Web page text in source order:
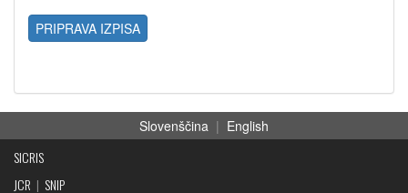
PRIPRAVA IZPISA
Slovenščina | English
SICRIS
JCR | SNIP